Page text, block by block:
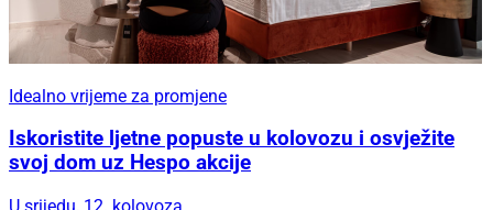
Idealno vrijeme za promjene
Iskoristite ljetne popuste u kolovozu i osvježite
svoj dom uz Hespo akcije